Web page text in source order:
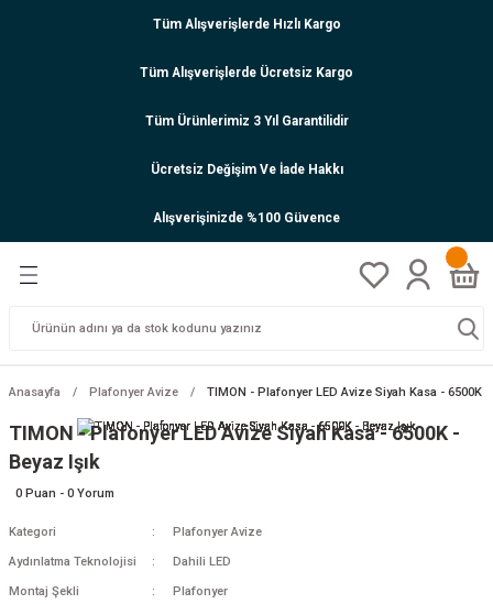
Tüm Alışverişlerde Hızlı Kargo
Tüm Alışverişlerde Ücretsiz Kargo
Tüm Ürünlerimiz 3 Yıl Garantilidir
Ücretsiz Değişim Ve İade Hakkı
Alışverişinizde %100 Güvence
Anasayfa Plafonyer Avize TIMON - Plafonyer LED Avize Siyah Kasa - 6500K -
TIMON - Plafonyer LED Avize Siyah Kasa - 6500K -
Beyaz Işık
0 Puan - 0 Yorum
Kategori Plafonyer Avize
Aydınlatma Teknolojisi Dahili LED
Montaj Şekli Plafonyer